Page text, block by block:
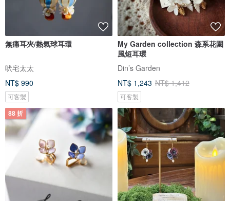
無痛耳夾/熱氣球耳環
吠宅太太
NT$ 990
可客製
My Garden collection 森系花園
風短耳環
Din’s Garden
NT$ 1,243 NT$ 1,412
可客製
88 折